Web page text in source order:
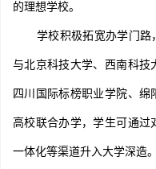
的理想学校。
学校积极拓宽办学门路，
与北京科技大学、西南科技
四川国际标榜职业学院、
高校联合办学，学生可通过
一体化等渠道升入大学深造。